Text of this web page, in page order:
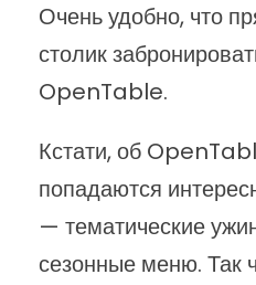
Очень удобно, что
столик
OpenTable.
Кстати, об
попадаются
— тематические
сезонные меню. Так